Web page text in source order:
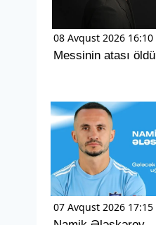
08 Avqust 2026 16:10
Messinin atası öldü
07 Avqust 2026 17:15